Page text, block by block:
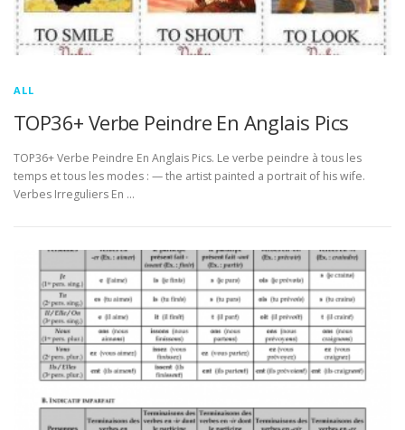
ALL
TOP36+ Verbe Peindre En Anglais Pics
TOP36+ Verbe Peindre En Anglais Pics. Le verbe peindre à tous les
temps et tous les modes : — the artist painted a portrait of his wife.
Verbes Irreguliers En …